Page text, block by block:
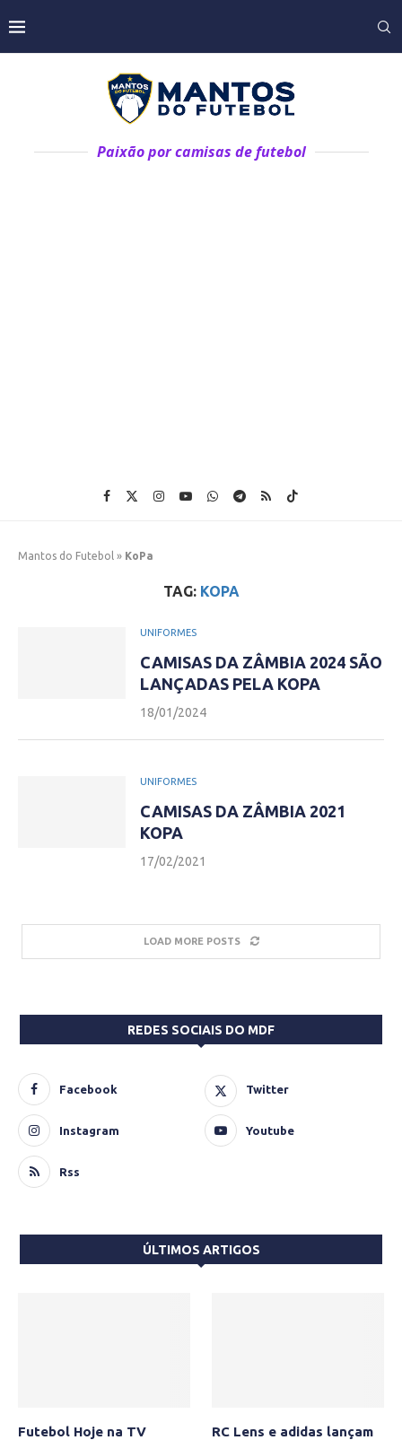
Paixão por camisas de futebol
Mantos do Futebol » KoPa
TAG: KOPA
UNIFORMES
CAMISAS DA ZÂMBIA 2024 SÃO
LANÇADAS PELA KOPA
18/01/2024
UNIFORMES
CAMISAS DA ZÂMBIA 2021
KOPA
17/02/2021
LOAD MORE POSTS
REDES SOCIAIS DO MDF
Facebook Twitter
Instagram Youtube
Rss
ÚLTIMOS ARTIGOS
Futebol Hoje na TV
RC Lens e adidas lançam